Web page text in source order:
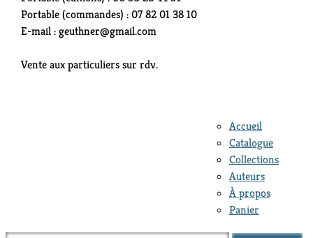
Portable (commandes) : 07 82 01 38 10
E-mail : geuthner@gmail.com
Vente aux particuliers sur rdv.
Accueil
Catalogue
Collections
Auteurs
À propos
Panier